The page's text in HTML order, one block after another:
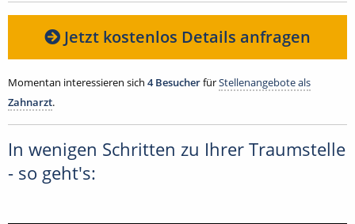
Jetzt kostenlos Details anfragen
Momentan interessieren sich 4 BesucherfürStellenangebote als
Zahnarzt.
In wenigen Schritten zu Ihrer Traumstelle
- so geht's: